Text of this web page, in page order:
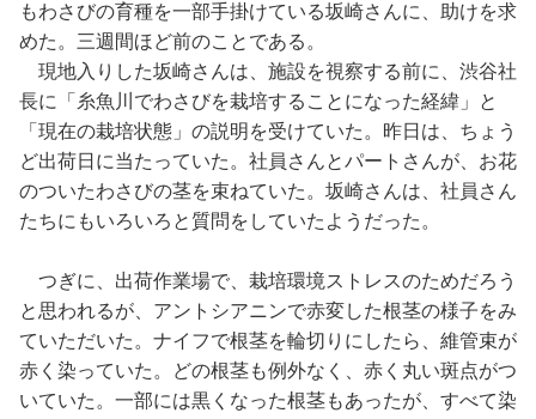
もわさびの育種を一部手掛けている坂崎さんに、助けを求
めた。三週間ほど前のことである。
現地入りした坂崎さんは、施設を視察する前に、渋谷社
長に「糸魚川でわさびを栽培することになった経緯」と
「現在の栽培状態」の説明を受けていた。昨日は、ちょう
ど出荷日に当たっていた。社員さんとパートさんが、お花
のついたわさびの茎を束ねていた。坂崎さんは、社員さん
たちにもいろいろと質問をしていたようだった。
つぎに、出荷作業場で、栽培環境ストレスのためだろう
と思われるが、アントシアニンで赤変した根茎の様子をみ
ていただいた。ナイフで根茎を輪切りにしたら、維管束が
赤く染っていた。どの根茎も例外なく、赤く丸い斑点がつ
いていた。一部には黒くなった根茎もあったが、すべて染